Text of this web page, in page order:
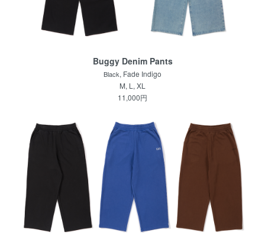
Buggy Denim Pants
Black, Fade Indigo
M, L, XL
11,000円